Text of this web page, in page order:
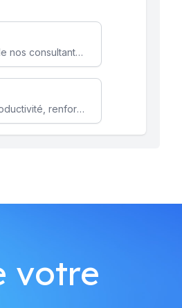
Optimisez votre stratégie informatique avec l'expertise de nos consultants pour améliorer votre efficacité et sécurité.
Microsoft 365 une solution complète qui booste votre productivité, renforce la sécurité de vos données et facilite la collaboration.
votre